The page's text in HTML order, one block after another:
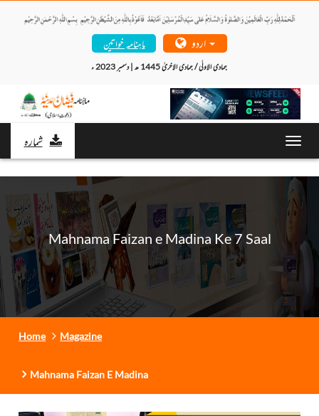
ماہنامہ خواتین
جمادی الاولٰی / جمادی الاخریٰ 1445 ھ | دسمبر 2023 ء
شمارہ
Mahnama Faizan e Madina Ke 7 Saal
Home Magazine
Mahnama Faizan E Madina